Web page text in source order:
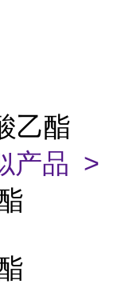
乙酯
产品 >